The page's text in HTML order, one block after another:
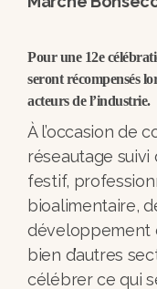
Pour une 12e
seront récompensés
acteurs de l’industrie.
À l’occasion de
réseautage suivi
festif,
bioalimentaire,
développement
bien d’autres
célébrer ce qui